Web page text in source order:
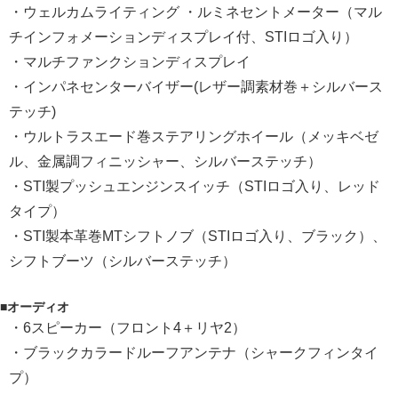
・ウェルカムライティング ・ルミネセントメーター（マル
チインフォメーションディスプレイ付、STIロゴ入り）
・マルチファンクションディスプレイ
・インパネセンターバイザー(レザー調素材巻＋シルバース
テッチ)
・ウルトラスエード巻ステアリングホイール（メッキベゼ
ル、金属調フィニッシャー、シルバーステッチ）
・STI製プッシュエンジンスイッチ（STIロゴ入り、レッド
タイプ）
・STI製本革巻MTシフトノブ（STIロゴ入り、ブラック）、
シフトブーツ（シルバーステッチ）
■オーディオ
・6スピーカー（フロント4＋リヤ2）
・ブラックカラードルーフアンテナ（シャークフィンタイ
プ）